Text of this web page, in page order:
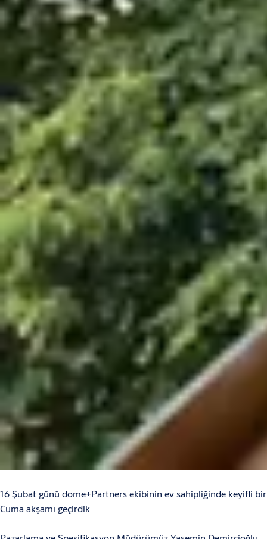
16 Şubat günü dome+Partners ekibinin ev sahipliğinde keyifli bir
Cuma akşamı geçirdik.